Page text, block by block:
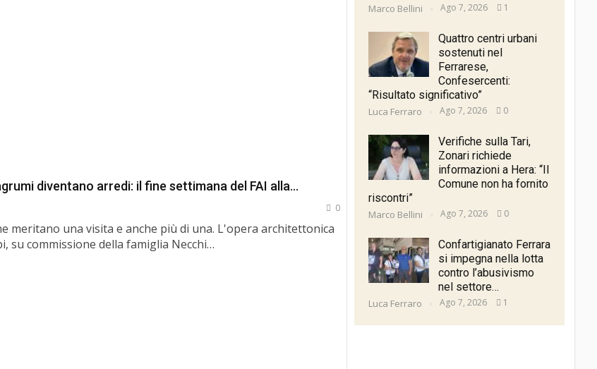
diventano arredi: il fine settimana del FAI alla…
0
meritano una visita e anche più di una. L'opera architettonica
su commissione della famiglia Necchi…
Marco Bellini Ago 7, 2026 1
Quattro centri urbani
sostenuti nel
Ferrarese,
Confesercenti:
“Risultato significativo”
Luca Ferraro Ago 7, 2026 0
Verifiche sulla Tari,
Zonari richiede
informazioni a Hera: “Il
Comune non ha fornito
riscontri”
Marco Bellini Ago 7, 2026 0
Confartigianato Ferrara
si impegna nella lotta
contro l’abusivismo
nel settore…
Luca Ferraro Ago 7, 2026 1